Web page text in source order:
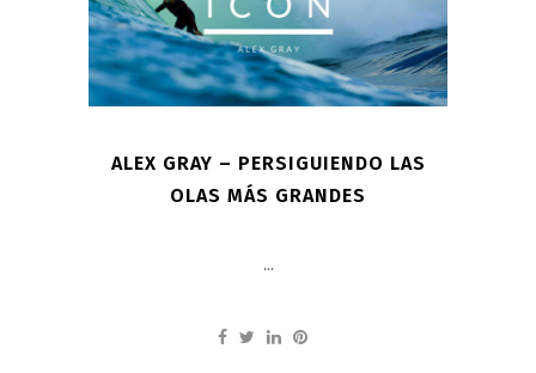
ALEX GRAY – PERSIGUIENDO LAS
OLAS MÁS GRANDES
...